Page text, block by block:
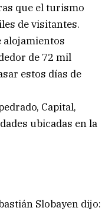
que el turismo
de visitantes.
alojamientos
de 72 mil
estos días de
Capital,
ubicadas en la
Slobayen dijo: